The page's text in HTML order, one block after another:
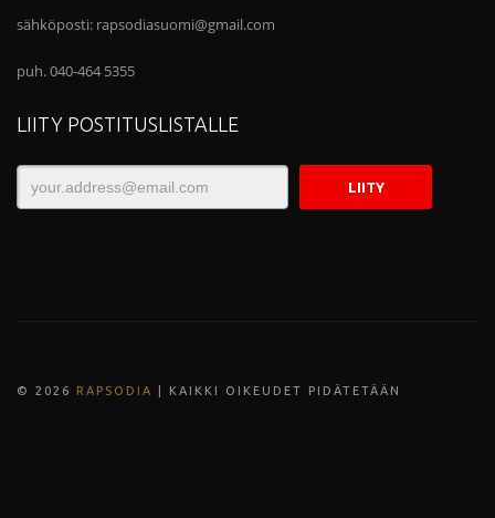
sähköposti: rapsodiasuomi@gmail.com
puh. 040-464 5355
LIITY POSTITUSLISTALLE
© 202 6 RAPSODIA | KAIKKI OIKEUDET PIDÄTETÄÄN